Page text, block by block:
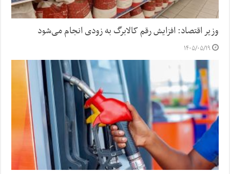
وزیر اقتصاد: افزایش رقم کالابرگ به زودی انجام می‌شود
۱۴۰۵/۰۵/۱۹